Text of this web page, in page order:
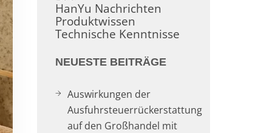
HanYu Nachrichten
Produktwissen
Technische Kenntnisse
NEUESTE BEITRÄGE
Auswirkungen der
Ausfuhrsteuerrückerstattung
auf den Großhandel mit